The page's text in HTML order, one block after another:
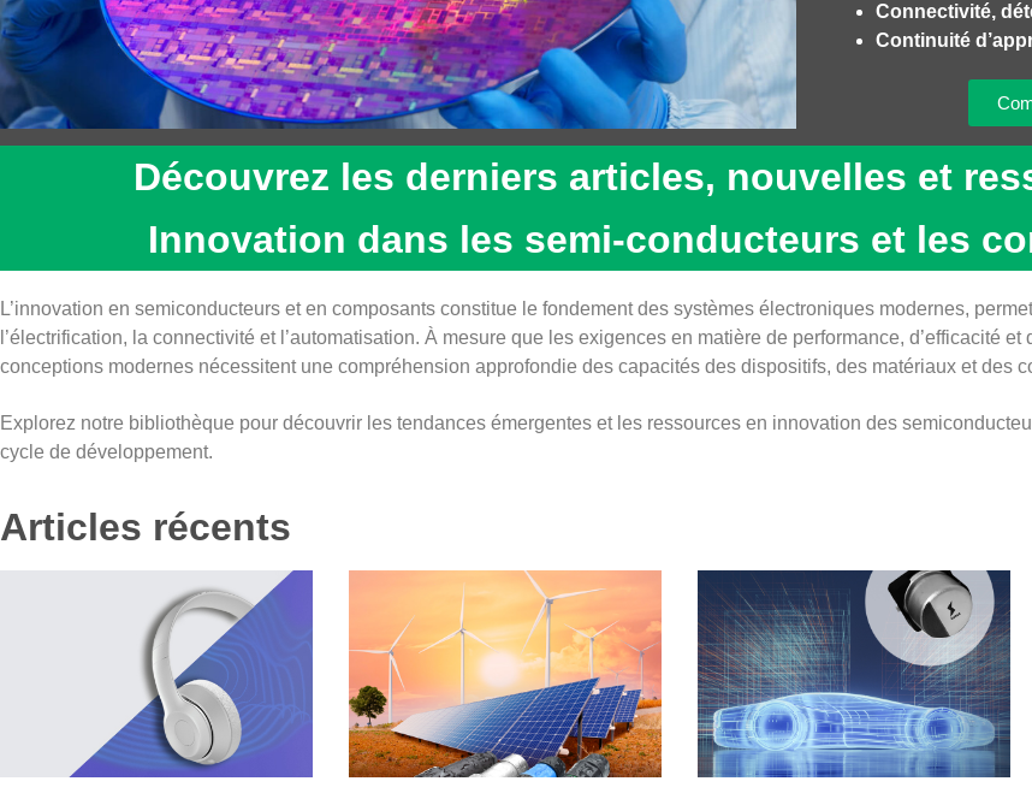
Connectivité,
Continuité
Découvrez les derniers articles, nouvelles et
Innovation dans les semi-conducteurs et les
L’innovation en semiconducteurs et en composants constitue le fondement des systèmes électroniques modernes,
l’électrification, la connectivité et l’automatisation. À mesure que les exigences en matière de performance, d’efficacité et
conceptions modernes nécessitent une compréhension approfondie des capacités des dispositifs, des matériaux et des
Explorez notre bibliothèque pour découvrir les tendances émergentes et les ressources en innovation des
cycle de développement.
Articles récents